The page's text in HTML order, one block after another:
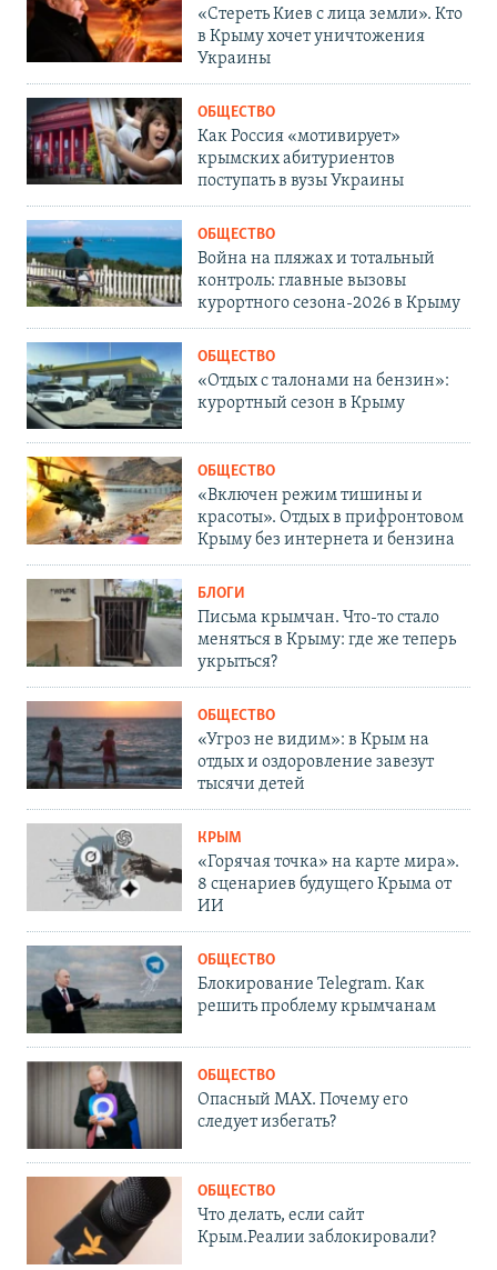
«Стереть Киев с лица земли». Кто
в Крыму хочет уничтожения
Украины
ОБЩЕСТВО
Как Россия «мотивирует»
крымских абитуриентов
поступать в вузы Украины
ОБЩЕСТВО
Война на пляжах и тотальный
контроль: главные вызовы
курортного сезона-2026 в Крыму
ОБЩЕСТВО
«Отдых с талонами на бензин»:
курортный сезон в Крыму
ОБЩЕСТВО
«Включен режим тишины и
красоты». Отдых в прифронтовом
Крыму без интернета и бензина
БЛОГИ
Письма крымчан. Что-то стало
меняться в Крыму: где же теперь
укрыться?
ОБЩЕСТВО
«Угроз не видим»: в Крым на
отдых и оздоровление завезут
тысячи детей
КРЫМ
«Горячая точка» на карте мира».
8 сценариев будущего Крыма от
ИИ
ОБЩЕСТВО
Блокирование Telegram. Как
решить проблему крымчанам
ОБЩЕСТВО
Опасный MAX. Почему его
следует избегать?
ОБЩЕСТВО
Что делать, если сайт
Крым.Реалии заблокировали?